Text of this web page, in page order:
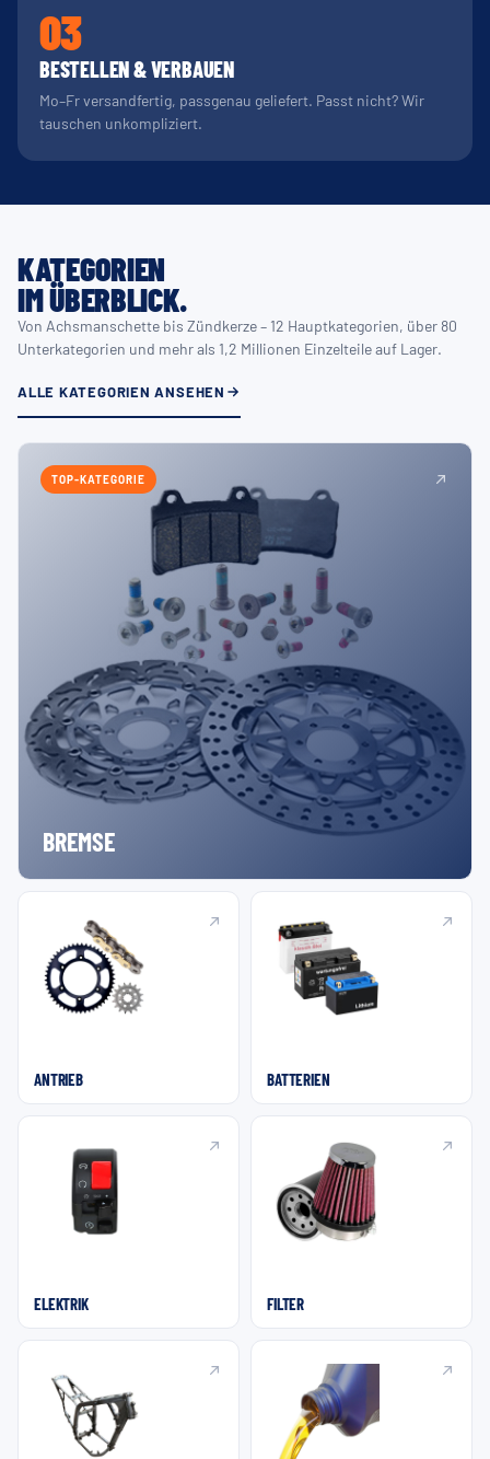
03
BESTELLEN & VERBAUEN
Mo–Fr versandfertig, passgenau geliefert. Passt nicht? Wir
tauschen unkompliziert.
KATEGORIEN
IM ÜBERBLICK.
Von Achsmanschette bis Zündkerze – 12 Hauptkategorien, über 80
Unterkategorien und mehr als 1,2 Millionen Einzelteile auf Lager.
ALLE KATEGORIEN ANSEHEN
TOP-KATEGORIE
BREMSE
ANTRIEB BATTERIEN
ELEKTRIK FILTER